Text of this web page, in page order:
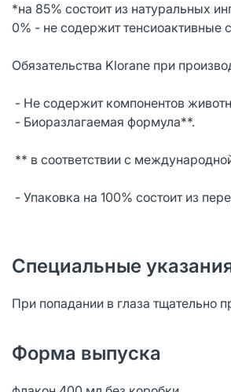
*на 85% cостоит из натуральных
0% - не содержит
Обязательства Klorane при
- Не содержит компонентов
- Биоразлагаемая формула**.
** в соответствии с
- Упаковка на 100% состоит из
Специальные
При попадании в глаза тщательно
Форма выпуска